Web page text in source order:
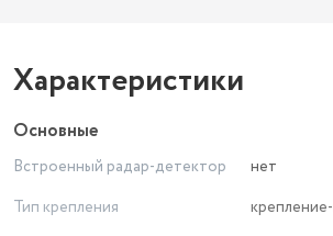
Характеристики
Основные
Встроенный радар-детектор
нет
Тип крепления